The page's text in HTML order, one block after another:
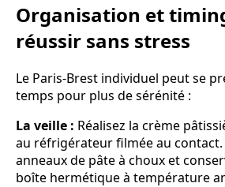
Organisation et
réussir sans stress
Le Paris-Brest individuel peut se
temps pour plus de sérénité :
La veille : Réalisez la crème
au réfrigérateur filmée au contact.
anneaux de pâte à choux et
boîte hermétique à température